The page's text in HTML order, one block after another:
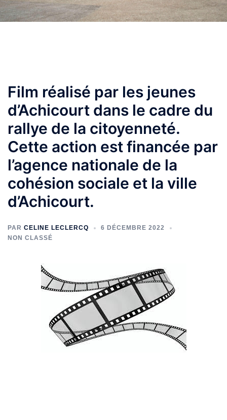
Film réalisé par les jeunes
d’Achicourt dans le cadre du
rallye de la citoyenneté.
Cette action est financée par
l’agence nationale de la
cohésion sociale et la ville
d’Achicourt.
PAR CELINE LECLERCQ
6 DÉCEMBRE 2022
NON CLASSÉ